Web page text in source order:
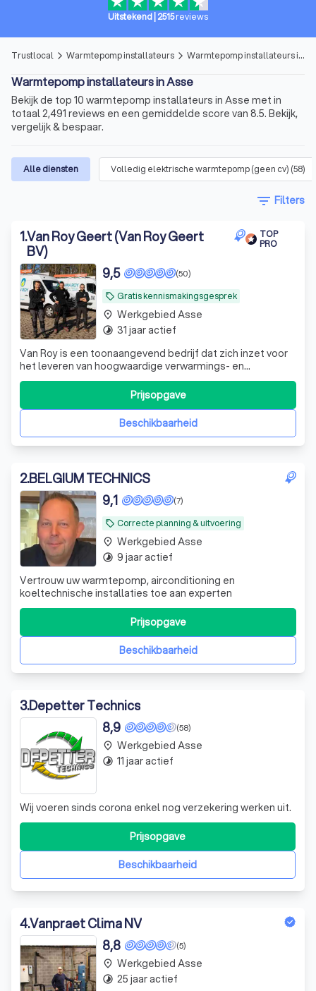
Uitstekend 2515reviews
Trustlocal arrow_forward_ios Warmtepomp installateurs arrow_forward_ios Warmtepomp installateurs in Asse
Warmtepomp installateurs in Asse
Bekijk de top 10 warmtepomp installateurs in Asse met in
totaal 2,491 reviews en een gemiddelde score van 8.5. Bekijk,
vergelijk & bespaar.
Alle diensten Volledig elektrische warmtepomp (geen cv) (58)
filter_list Filters
1.Van Roy Geert (Van Roy Geert
BV)
TOP
PRO
local_offer Gratis kennismakingsgesprek
(50)
9,5
Van Roy is een toonaangevend bedrijf dat zich inzet voor
het leveren van hoogwaardige verwarmings- en
airconditioningsystemen. Ons team van deskundige
technici onderscheidt zich door hun technische expertise,
advies en enthousiasme. We zijn trots op onze toewijding
aan vakmanschap en aandacht voor d
Beschikbaarheid
Prijsopgave
place Werkgebied Asse
timelapse 31 jaar actief
2.BELGIUM TECHNICS
local_offer Correcte planning & uitvoering
(7)
9,1
Vertrouw uw warmtepomp, airconditioning en
koeltechnische installaties toe aan experten
Beschikbaarheid
Prijsopgave
place Werkgebied Asse
timelapse 9 jaar actief
3.Depetter Technics
(58)
8,9
Wij voeren sinds corona enkel nog verzekering werken uit.
Beschikbaarheid
Prijsopgave
place Werkgebied Asse
timelapse 11 jaar actief
4.Vanpraet Clima NV
(5)
8,8
place Werkgebied Asse
timelapse 25 jaar actief